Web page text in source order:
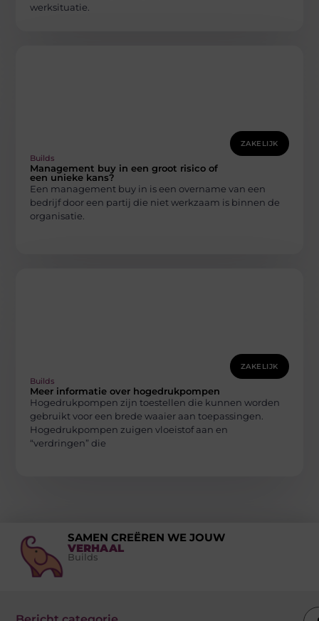
werksituatie.
ZAKELIJK
Builds
Management buy in een groot risico of
een unieke kans?
Een management buy in is een overname van een
bedrijf door een partij die niet werkzaam is binnen de
organisatie.
ZAKELIJK
Builds
Meer informatie over hogedrukpompen
Hogedrukpompen zijn toestellen die kunnen worden
gebruikt voor een brede waaier aan toepassingen.
Hogedrukpompen zuigen vloeistof aan en
“verdringen” die
SAMEN CREËREN WE JOUW
VERHAAL
Builds